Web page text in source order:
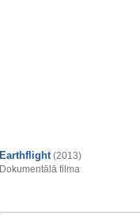
Earthflight (2013)
Dokumentālā filma